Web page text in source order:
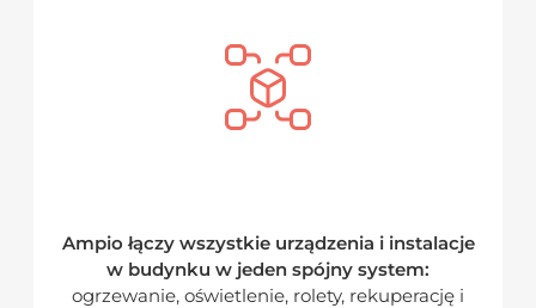
Ampio łączy wszystkie urządzenia i instalacje
w budynku w jeden spójny system:
ogrzewanie, oświetlenie, rolety, rekuperację i